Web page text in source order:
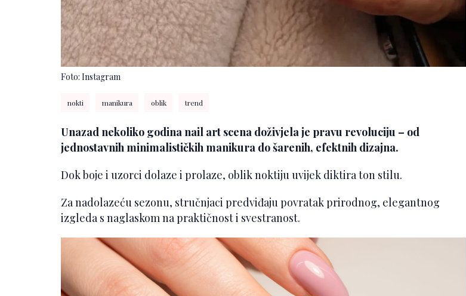
Foto: Instagram
nokti manikura oblik trend
Unazad nekoliko godina nail art scena doživjela je pravu revoluciju – od
jednostavnih minimalističkih manikura do šarenih, efektnih dizajna.
Dok boje i uzorci dolaze i prolaze, oblik noktiju uvijek diktira ton stilu.
Za nadolazeću sezonu, stručnjaci predviđaju povratak prirodnog, elegantnog
izgleda s naglaskom na praktičnost i svestranost.